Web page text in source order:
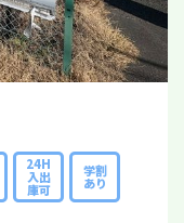
24H
入出
庫可
学割
あり